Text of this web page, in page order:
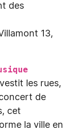
des
13,
les rues,
de
cet
la ville en